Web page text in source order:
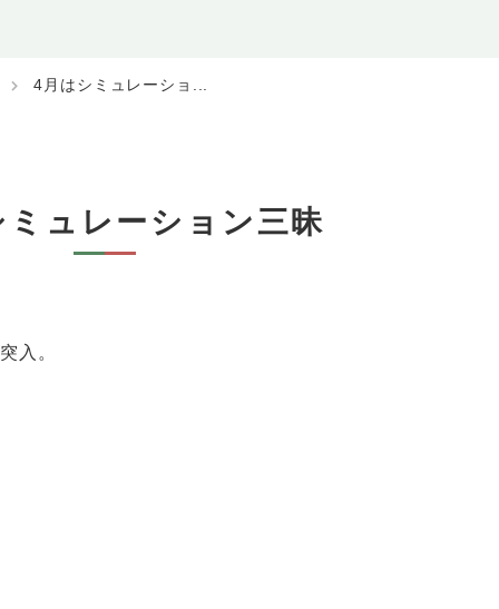
4月はシミュレーショ...
ュレーション三昧
入。